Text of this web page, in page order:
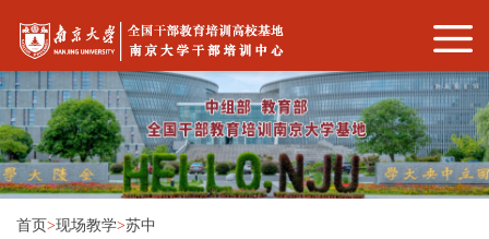
首页>现场教学>苏中